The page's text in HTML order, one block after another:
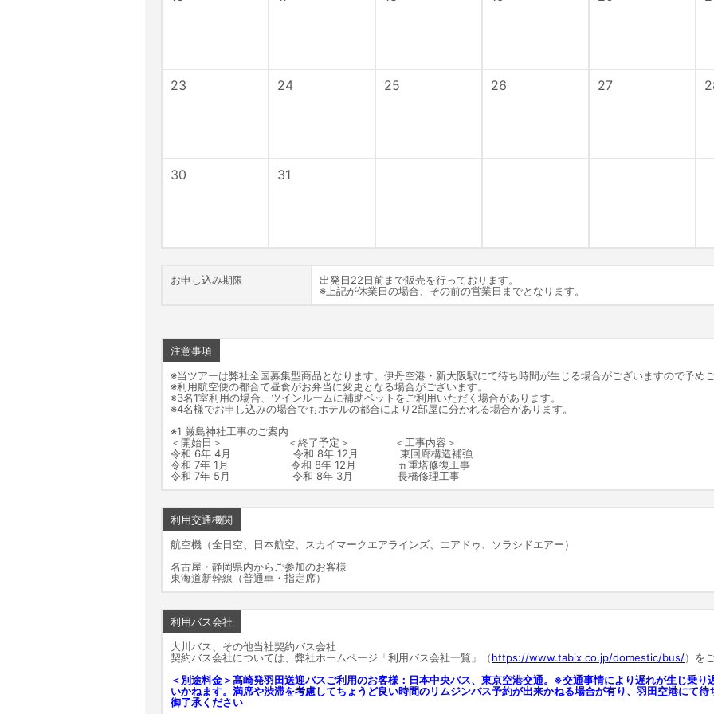
23 24 25 26 27
30 31
お申し込み期限
出発日22日前まで販売を行っております。
※上記が休業日の場合、その前の営業日までとなります。
注意事項
※当ツアーは弊社全国募集型商品となります。伊丹空港・新大阪駅にて待ち時間が生じる場合がございますので予め
※利用航空便の都合で昼食がお弁当に変更となる場合がございます。
※3名1室利用の場合、ツインルームに補助ベットをご利用いただく場合があります。
※4名様でお申し込みの場合でもホテルの都合により2部屋に分かれる場合があります。
※1 厳島神社工事のご案内
＜開始日＞ ＜終了予定＞ ＜工事内容＞
令和 6年 4月 令和 8年 12月 東回廊構造補強
令和 7年 1月 令和 8年 12月 五重塔修復工事
令和 7年 5月 令和 8年 3月 長橋修理工事
利用交通機関
航空機（全日空、日本航空、スカイマークエアラインズ、エアドゥ、ソラシドエアー）
名古屋・静岡県内からご参加のお客様
東海道新幹線（普通車・指定席）
利用バス会社
大川バス、その他当社契約バス会社
契約バス会社については、弊社ホームページ「利用バス会社一覧」（https://www.tabix.co.jp/domestic/bus/）を
＜別途料金＞高崎発羽田送迎バスご利用のお客様：日本中央バス、東京空港交通。※交通事情により遅れが生じ乗り
いかねます。満席や渋滞を考慮してちょうど良い時間のリムジンバス予約が出来かねる場合が有り、羽田空港にて
御了承ください